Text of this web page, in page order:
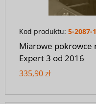
Kod produktu: 5-2087-
Miarowe pokrowce
Expert 3 od 2016
335,90 zł